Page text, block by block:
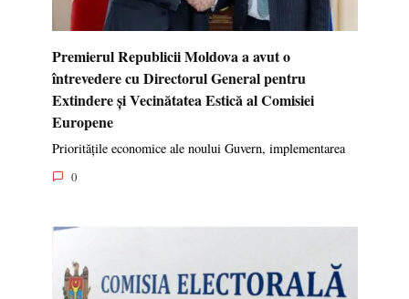
Premierul Republicii Moldova a avut o
întrevedere cu Directorul General pentru
Extindere și Vecinătatea Estică al Comisiei
Europene
Prioritățile economice ale noului Guvern, implementarea
0